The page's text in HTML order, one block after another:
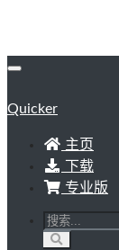
Quicker
主页
下载
专业版